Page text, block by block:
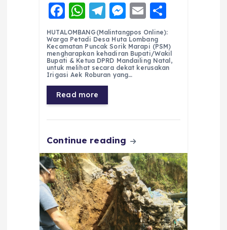
F
a
c
e
b
o
o
k
W
h
a
ts
A
p
p
T
el
e
g
r
a
m
M
e
ss
e
n
E
m
ai
l
h
a
re
HUTALOMBANG(Malintangpos Online):
Warga Petadi Desa Huta Lombang
Kecamatan Puncak Sorik Marapi (PSM)
mengharapkan kehadiran Bupati/Wakil
Bupati & Ketua DPRD Mandailing Natal,
untuk melihat secara dekat kerusakan
Irigasi Aek Roburan yang…
Read more
Continue reading